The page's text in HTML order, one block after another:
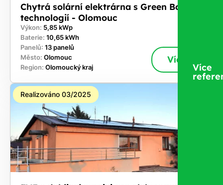
Chytrá solární elektrárna s Green Box
technologií - Olomouc
Výkon: 5,85 kWp
Baterie: 10,65 kWh
Panelů: 13 panelů
Město: Olomouc
Region: Olomoucký kraj
Více
Realizováno 03/2025
Více